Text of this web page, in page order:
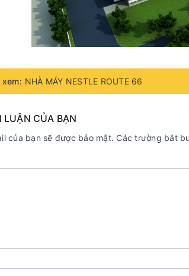
xem: NHÀ MÁY NESTLE ROUTE 66
LUẬN CỦA BẠN
của bạn sẽ được bảo mật. Các trường bắt